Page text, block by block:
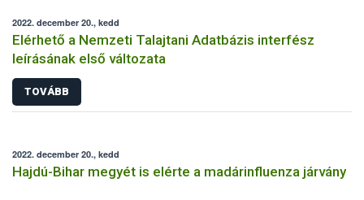
2022. december 20., kedd
Elérhető a Nemzeti Talajtani Adatbázis interfész
leírásának első változata
TOVÁBB
2022. december 20., kedd
Hajdú-Bihar megyét is elérte a madárinfluenza járvány